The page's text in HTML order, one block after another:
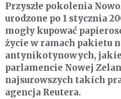
Przyszłe pokolenia
urodzone po 1 stycznia
mogły kupować
życie w ramach pakietu
antynikotynowych,
parlamencie Nowej
najsurowszych takich
agencja Reutera.